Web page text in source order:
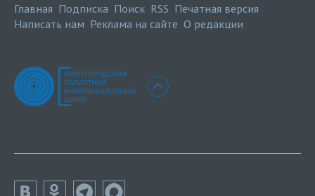
Главная Подписка Поиск RSS Печатная версия
Написать нам Реклама на сайте О редакции